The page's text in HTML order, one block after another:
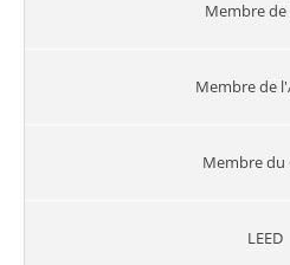
Membre de
Membre de
Membre du
LEED